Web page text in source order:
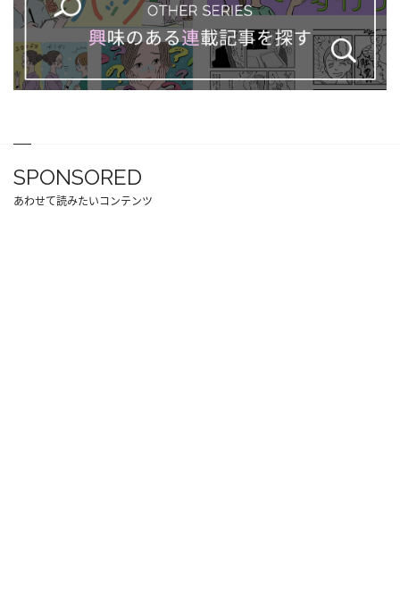
SPONSORED
あわせて読みたいコンテンツ